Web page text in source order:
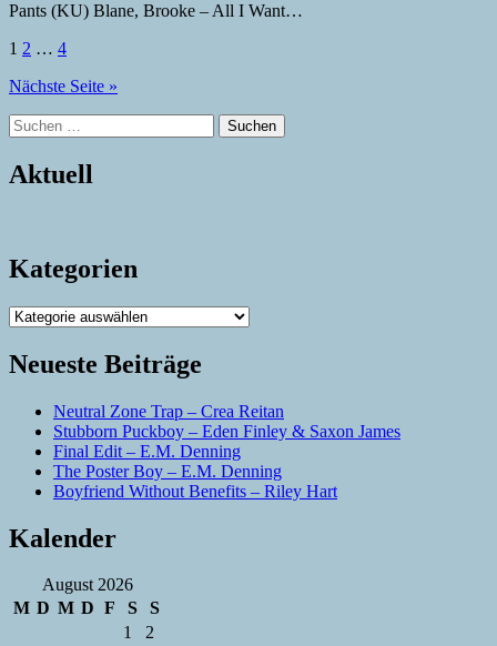
Pants (KU) Blane, Brooke – All I Want…
Seitennummerierung
der
Beiträge
1 2 … 4
Nächste Seite »
Suchen
nach:
Aktuell
Kategorien
Kategorien
Neueste Beiträge
Neutral Zone Trap – Crea Reitan
Stubborn Puckboy – Eden Finley & Saxon James
Final Edit – E.M. Denning
The Poster Boy – E.M. Denning
Boyfriend Without Benefits – Riley Hart
Kalender
August 2026
M D M D F S
S
1
2